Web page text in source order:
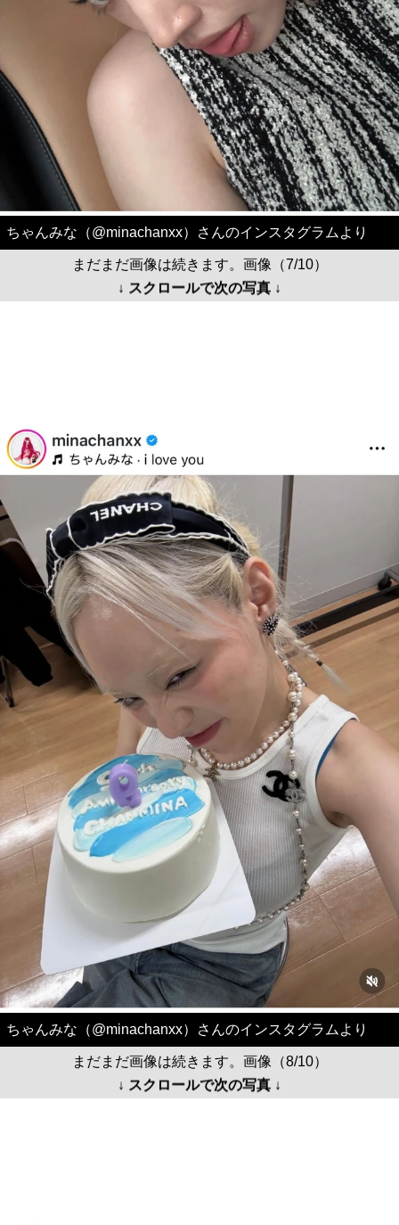
ちゃんみな（@minachanxx）さんのインスタグラムより
まだまだ画像は続きます。画像（7/10）
↓ スクロールで次の写真 ↓
ちゃんみな（@minachanxx）さんのインスタグラムより
まだまだ画像は続きます。画像（8/10）
↓ スクロールで次の写真 ↓